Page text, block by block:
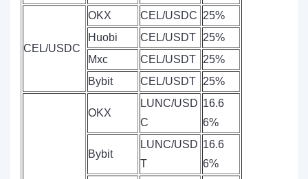
CEL/USDC
OKX CEL/USDC 25%
Huobi
CEL/USDT
25%
Mxc
CEL/USDT
25%
Bybit
CEL/USDT 25%
OKX
LUNC/USD
C
16.6
6%
Bybit
LUNC/USD
T
16.6
6%